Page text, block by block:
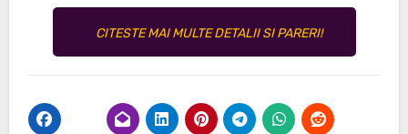
CITESTE MAI MULTE DETALII SI PARERI!